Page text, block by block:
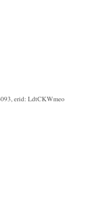
erid: LdtCKWmeo